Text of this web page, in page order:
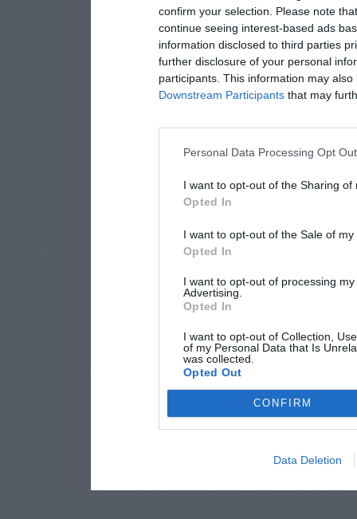
confirm your selection. Please note
continue seeing interest-based ads
information disclosed to third parties
further disclosure of your personal
participants. This information may
Downstream Participants that may
Personal Data Processing Opt
I want to opt-out of the Sharing of
Opted In
I want to opt-out of the Sale of
Opted In
I want to opt-out of processing
Advertising.
Opted In
I want to opt-out of Collection,
of my Personal Data that Is
was collected.
Opted Out
CONFIRM
Data Deletion